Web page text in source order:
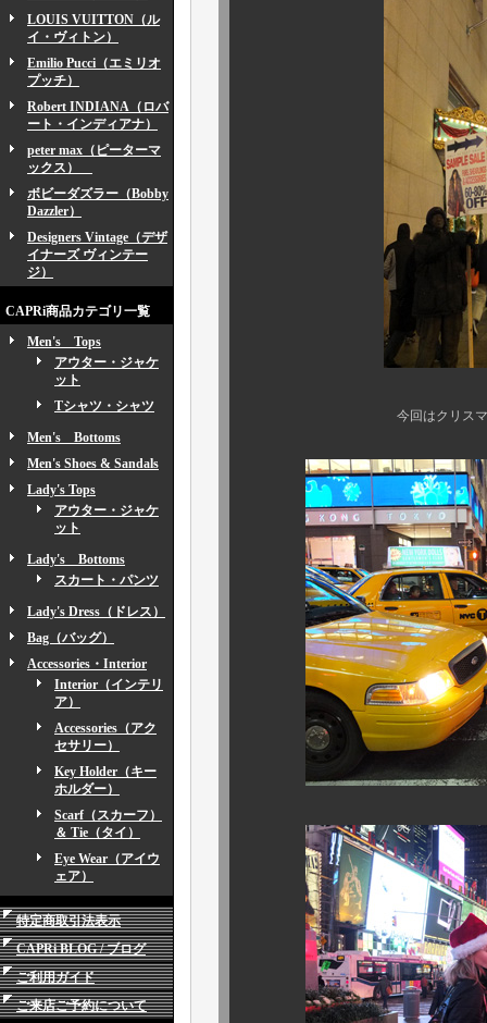
LOUIS VUITTON（ル
イ・ヴィトン）
Emilio Pucci（エミリオ
プッチ）
Robert INDIANA（ロバ
ート・インディアナ）
peter max（ピーターマ
ックス）
ボビーダズラー（Bobby
Dazzler）
Designers Vintage（デザ
イナーズ ヴィンテー
ジ）
CAPRi商品カテゴリ一覧
Men's Tops
アウター・ジャケ
ット
Tシャツ・シャツ
Men's Bottoms
Men's Shoes & Sandals
Lady's Tops
アウター・ジャケ
ット
Lady's Bottoms
スカート・パンツ
Lady's Dress（ドレス）
Bag（バッグ）
Accessories・Interior
Interior（インテリ
ア）
Accessories（アク
セサリー）
Key Holder（キー
ホルダー）
Scarf（スカーフ）
＆ Tie（タイ）
Eye Wear（アイウ
ェア）
特定商取引法表示
CAPRi BLOG / ブログ
ご利用ガイド
ご来店ご予約について
今回はクリスマスシーズン